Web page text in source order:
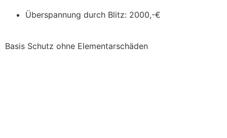
Überspannung durch Blitz: 2000,-€
Basis Schutz ohne Elementarschäden